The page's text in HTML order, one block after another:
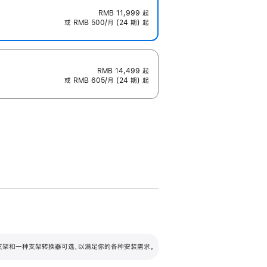
RMB 11,999 起
或 RMB 500/月 (24 期) 起
RMB 14,499 起
或 RMB 605/月 (24 期) 起
毫米的高度调节范围。
一种支架转换器可选，以满足你的各种安装需求。